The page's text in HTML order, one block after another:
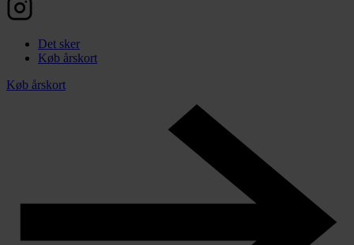
Det sker
Køb årskort
Køb årskort